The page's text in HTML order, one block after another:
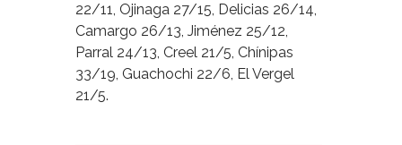
22/11, Ojinaga 27/15, Delicias 26/14,
Camargo 26/13, Jiménez 25/12,
Parral 24/13, Creel 21/5, Chínipas
33/19, Guachochi 22/6, El Vergel
21/5.